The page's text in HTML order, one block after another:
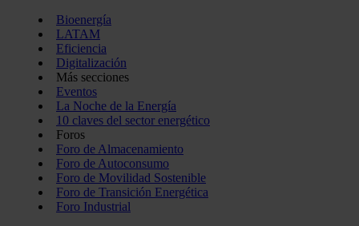
Bioenergía
LATAM
Eficiencia
Digitalización
Más secciones
Eventos
La Noche de la Energía
10 claves del sector energético
Foros
Foro de Almacenamiento
Foro de Autoconsumo
Foro de Movilidad Sostenible
Foro de Transición Energética
Foro Industrial